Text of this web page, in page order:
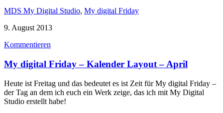
MDS My Digital Studio, My digital Friday
9. August 2013
Kommentieren
My digital Friday – Kalender Layout – April
Heute ist Freitag und das bedeutet es ist Zeit für My digital Friday –
der Tag an dem ich euch ein Werk zeige, das ich mit My Digital
Studio erstellt habe!